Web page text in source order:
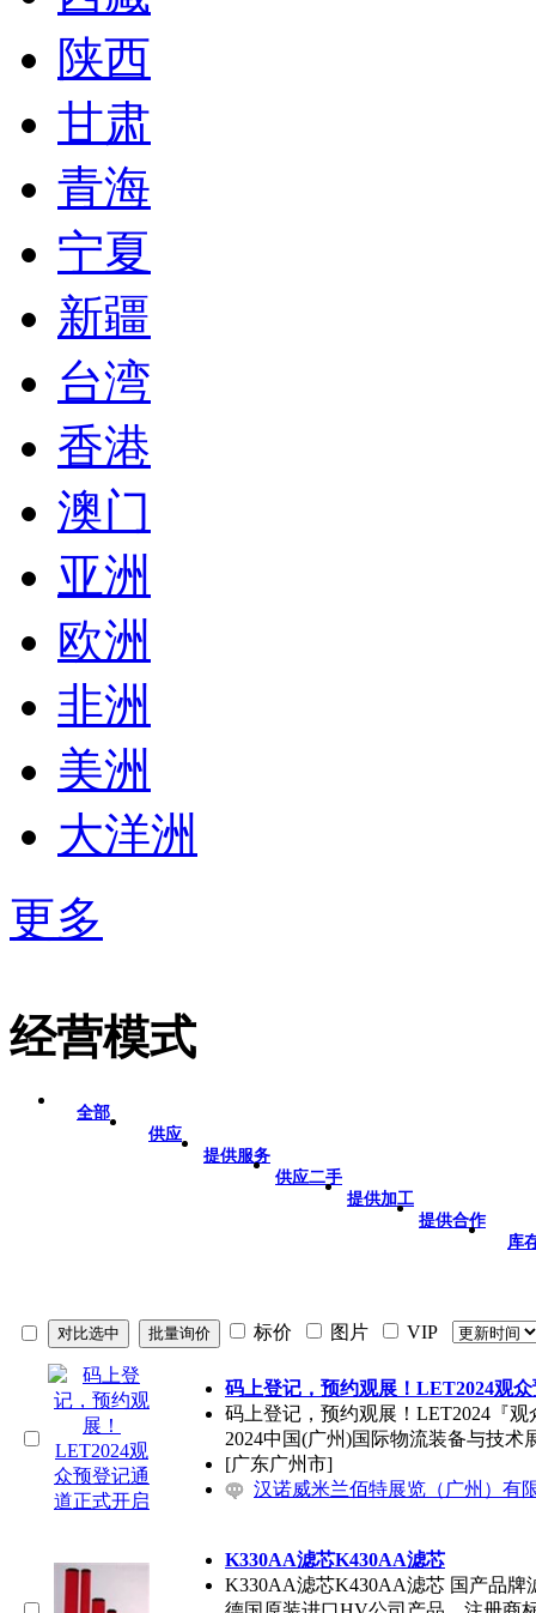
陕西
甘肃
青海
宁夏
新疆
台湾
香港
澳门
亚洲
欧洲
非洲
美洲
大洋洲
更多
经营模式
全部
供应
提供服务
供应二手
提供加工
提供合作
库
标价 图片 VIP
码上登记，预约观展！LET2024观
码上登记，预约观展！LET2024『
2024中国(广州)国际物流装备与技术
[广东广州市]
汉诺威米兰佰特展览（广州）有
K330AA滤芯K430AA滤芯
K330AA滤芯K430AA滤芯 国产品牌